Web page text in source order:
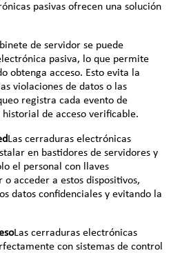
pasivas ofrecen una solución
de servidor se puede
pasiva, lo que permite
obtenga acceso. Esto evita la
violaciones de datos o las
registra cada evento de
de acceso verificable.
Las cerraduras electrónicas
en bastidores de servidores y
el personal con llaves
acceder a estos dispositivos,
datos confidenciales y evitando la
Las cerraduras electrónicas
con sistemas de control